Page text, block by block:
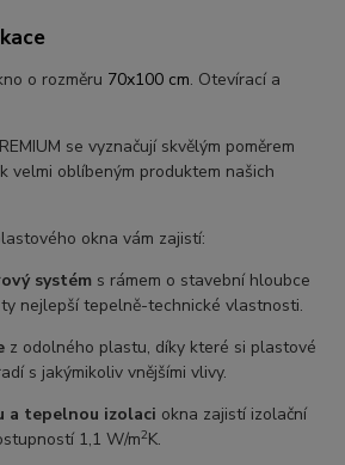
o rozměru 70x100 cm. Otevírací a
se vyznačují skvělým poměrem
velmi oblíbeným produktem našich
okna vám zajistí:
systém s rámem o stavební hloubce
nejlepší tepelně-technické vlastnosti.
z odolného plastu, díky které si plastové
s jakýmikoliv vnějšími vlivy.
a tepelnou izolaci okna zajistí izolační
1,1 W/m2K.